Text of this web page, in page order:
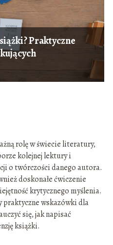
Praktyczne
rolę w świecie literatury,
kolejnej lektury i
o twórczości danego autora.
doskonałe ćwiczenie
krytycznego myślenia.
wskazówki dla
się, jak napisać
książki.